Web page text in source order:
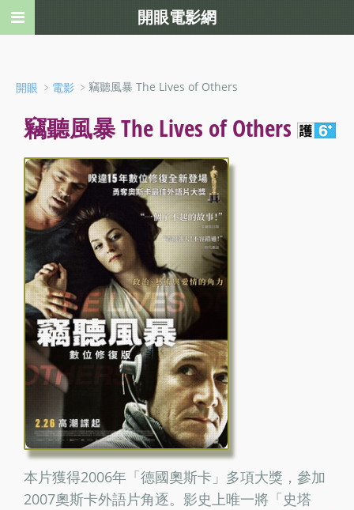
開眼 ﹥ 電影 ﹥竊聽風暴 The Lives of Others
竊聽風暴 The Lives of Others
本片獲得2006年「德國奧斯卡」多項大獎，參加
2007奧斯卡外語片角逐。影史上唯一將「史塔
開眼電影網